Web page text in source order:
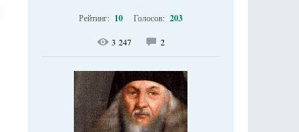
Рейтинг: 10 Голосов: 203
3 247 2